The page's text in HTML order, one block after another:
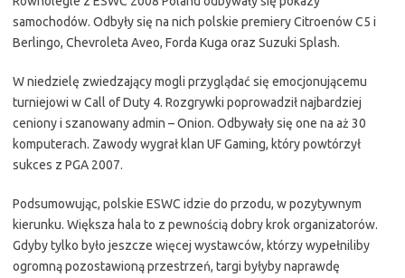
samochodów. Odbyły się na nich polskie premiery Citroenów C5 i
Berlingo, Chevroleta Aveo, Forda Kuga oraz Suzuki Splash.
W niedzielę zwiedzający mogli przyglądać się emocjonującemu
turniejowi w Call of Duty 4. Rozgrywki poprowadził najbardziej
ceniony i szanowany admin – Onion. Odbywały się one na aż 30
komputerach. Zawody wygrał klan UF Gaming, który powtórzył
sukces z PGA 2007.
Podsumowując, polskie ESWC idzie do przodu, w pozytywnym
kierunku. Większa hala to z pewnością dobry krok organizatorów.
Gdyby tylko było jeszcze więcej wystawców, którzy wypełniliby
ogromną pozostawioną przestrzeń, targi byłyby naprawdę